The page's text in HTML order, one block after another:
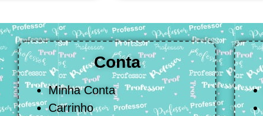
Conta
Minha Conta
Carrinho